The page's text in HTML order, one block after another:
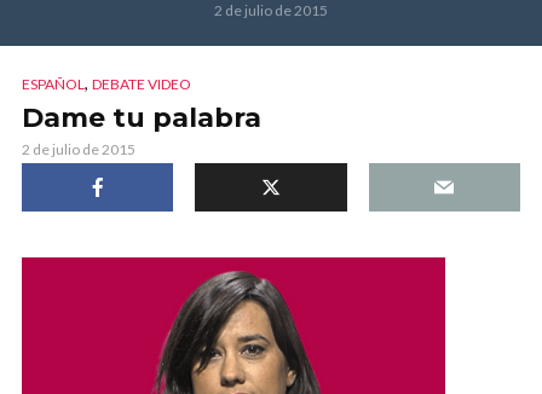
2 de julio de 2015
ESPAÑOL, DEBATE VIDEO
Dame tu palabra
2 de julio de 2015